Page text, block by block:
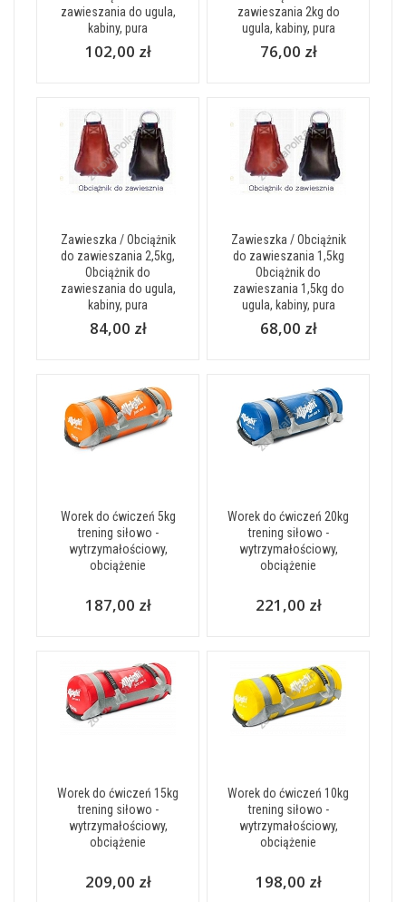
zawieszania do ugula,
kabiny, pura
102,00 zł
zawieszania 2kg do
ugula, kabiny, pura
76,00 zł
Zawieszka / Obciążnik
do zawieszania 2,5kg,
Obciążnik do
zawieszania do ugula,
kabiny, pura
84,00 zł
Zawieszka / Obciążnik
do zawieszania 1,5kg
Obciążnik do
zawieszania 1,5kg do
ugula, kabiny, pura
68,00 zł
Worek do ćwiczeń 5kg
trening siłowo -
wytrzymałościowy,
obciążenie
187,00 zł
Worek do ćwiczeń 20kg
trening siłowo -
wytrzymałościowy,
obciążenie
221,00 zł
Worek do ćwiczeń 15kg
trening siłowo -
wytrzymałościowy,
obciążenie
209,00 zł
Worek do ćwiczeń 10kg
trening siłowo -
wytrzymałościowy,
obciążenie
198,00 zł